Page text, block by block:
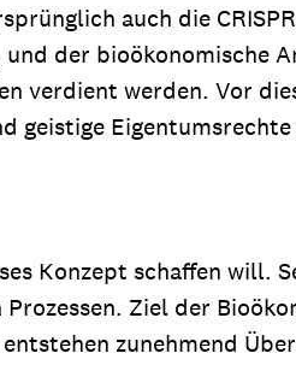
auch die
der bioökonomische
verdient werden. Vor
geistige
Konzept schaffen will.
Ziel der
zunehmend